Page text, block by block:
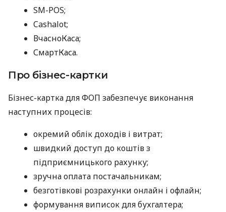
SM-POS;
Cashalot;
ВчасноКаса;
СмартКаса.
Про бізнес-картки
Бізнес-картка для ФОП забезпечує виконання
наступних процесів:
окремий облік доходів і витрат;
швидкий доступ до коштів з
підприємницького рахунку;
зручна оплата постачальникам;
безготівкові розрахунки онлайн і офлайн;
формування виписок для бухгалтера;